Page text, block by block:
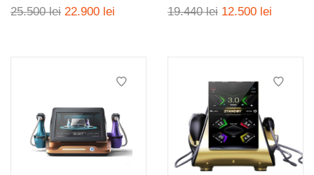
25.500lei Prețul
22.900 lei 19.440lei Prețul
12.500 lei